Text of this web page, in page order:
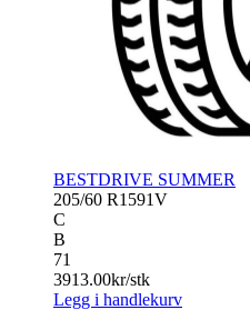
BESTDRIVE SUMMER
205/60 R1591V
C
B
71
3913.00kr/stk
Legg i handlekurv